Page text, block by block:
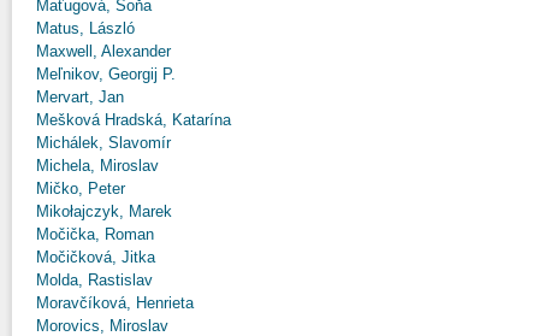
Maťugová, Soňa
Matus, László
Maxwell, Alexander
Meľnikov, Georgij P.
Mervart, Jan
Mešková Hradská, Katarína
Michálek, Slavomír
Michela, Miroslav
Mičko, Peter
Mikołajczyk, Marek
Močička, Roman
Močičková, Jitka
Molda, Rastislav
Moravčíková, Henrieta
Morovics, Miroslav